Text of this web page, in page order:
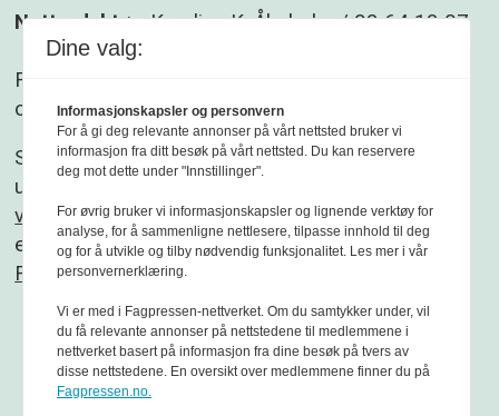
Nettredaktør: Karoline K. Åbyholm/ 93 64 13 07
Følg gjerne Sikkerhet og beredskap på
og
Linkedin.
Sikkerhet og beredskap er et redaksjonelt
uavhengig fagblad som redigeres etter
varsom-plakatenogRedaktørplakaten. Fagbladet
er medlem av
Fagpressen
Dine valg:
Informasjonskapsler og personvern
For å gi deg relevante annonser på vårt nettsted bruker vi
informasjon fra ditt besøk på vårt nettsted. Du kan reservere
deg mot dette under "Innstillinger".
For øvrig bruker vi informasjonskapsler og lignende verktøy for
analyse, for å sammenligne nettlesere, tilpasse innhold til deg
og for å utvikle og tilby nødvendig funksjonalitet. Les mer i vår
personvernerklæring.
Vi er med i Fagpressen-nettverket. Om du samtykker under, vil
du få relevante annonser på nettstedene til medlemmene i
nettverket basert på informasjon fra dine besøk på tvers av
disse nettstedene. En oversikt over medlemmene finner du på
Fagpressen.no.